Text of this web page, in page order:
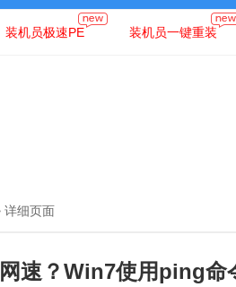
装机员极速PE 装机员一键重装
详细页面
速？Win7使用ping命